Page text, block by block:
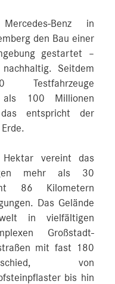
Benz in
den Bau einer
gestartet –
Seitdem
als 100 Millionen
entspricht der
vereint das
mehr als 30
86 Kilometern
Das Gelände
in vielfältigen
Großstadt-
mit fast 180
von
bis hin